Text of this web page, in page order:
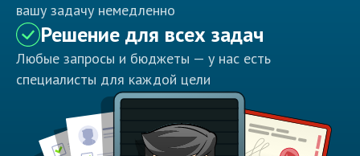
вашу задачу немедленно
Решение для всех задач
Любые запросы и бюджеты — у нас есть
специалисты для каждой цели